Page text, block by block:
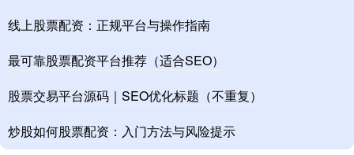
线上股票配资：正规平台与操作指南
最可靠股票配资平台推荐（适合SEO）
股票交易平台源码｜SEO优化标题（不重复）
炒股如何股票配资：入门方法与风险提示